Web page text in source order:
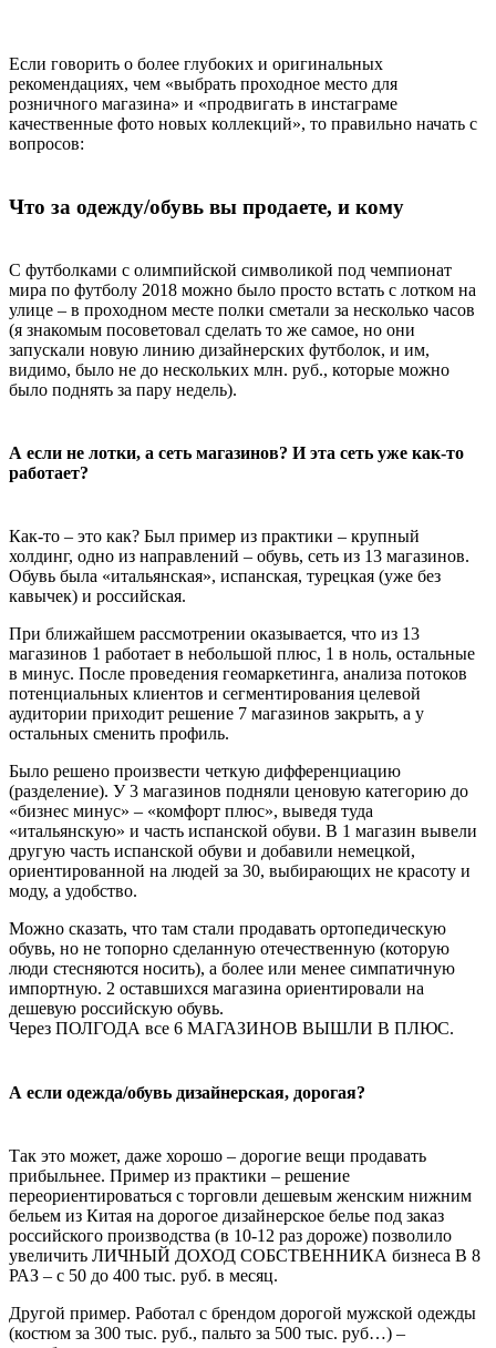
Если говорить о более глубоких и оригинальных
рекомендациях, чем «выбрать проходное место для
розничного магазина» и «продвигать в инстаграме
качественные фото новых коллекций», то правильно начать с
вопросов:
Что за одежду/обувь вы продаете, и кому
С футболками с олимпийской символикой под чемпионат
мира по футболу 2018 можно было просто встать с лотком на
улице – в проходном месте полки сметали за несколько часов
(я знакомым посоветовал сделать то же самое, но они
запускали новую линию дизайнерских футболок, и им,
видимо, было не до нескольких млн. руб., которые можно
было поднять за пару недель).
А если не лотки, а сеть магазинов? И эта сеть уже как-то
работает?
Как-то – это как? Был пример из практики – крупный
холдинг, одно из направлений – обувь, сеть из 13 магазинов.
Обувь была «итальянская», испанская, турецкая (уже без
кавычек) и российская.
При ближайшем рассмотрении оказывается, что из 13
магазинов 1 работает в небольшой плюс, 1 в ноль, остальные
в минус. После проведения геомаркетинга, анализа потоков
потенциальных клиентов и сегментирования целевой
аудитории приходит решение 7 магазинов закрыть, а у
остальных сменить профиль.
Было решено произвести четкую дифференциацию
(разделение). У 3 магазинов подняли ценовую категорию до
«бизнес минус» – «комфорт плюс», выведя туда
«итальянскую» и часть испанской обуви. В 1 магазин вывели
другую часть испанской обуви и добавили немецкой,
ориентированной на людей за 30, выбирающих не красоту и
моду, а удобство.
Можно сказать, что там стали продавать ортопедическую
обувь, но не топорно сделанную отечественную (которую
люди стесняются носить), а более или менее симпатичную
импортную. 2 оставшихся магазина ориентировали на
дешевую российскую обувь.
Через ПОЛГОДА все 6 МАГАЗИНОВ ВЫШЛИ В ПЛЮС.
А если одежда/обувь дизайнерская, дорогая?
Так это может, даже хорошо – дорогие вещи продавать
прибыльнее. Пример из практики – решение
переориентироваться с торговли дешевым женским нижним
бельем из Китая на дорогое дизайнерское белье под заказ
российского производства (в 10-12 раз дороже) позволило
увеличить ЛИЧНЫЙ ДОХОД СОБСТВЕННИКА бизнеса В 8
РАЗ – с 50 до 400 тыс. руб. в месяц.
Другой пример. Работал с брендом дорогой мужской одежды
(костюм за 300 тыс. руб., пальто за 500 тыс. руб…) –